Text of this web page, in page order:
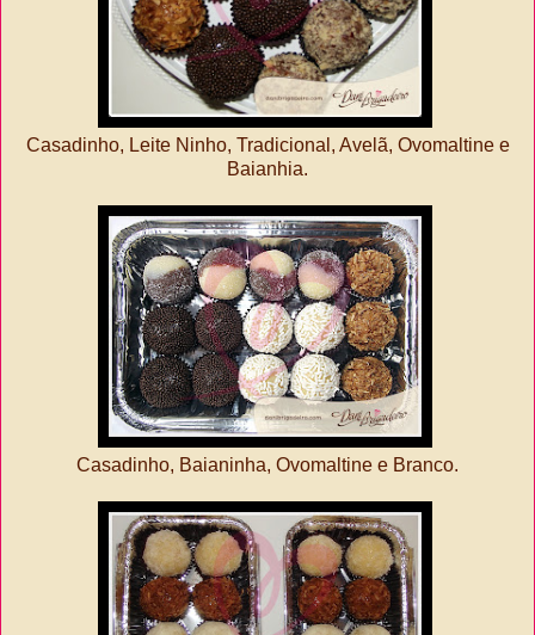
Casadinho, Leite Ninho, Tradicional, Avelã, Ovomaltine e
Baianhia.
Casadinho, Baianinha, Ovomaltine e Branco.